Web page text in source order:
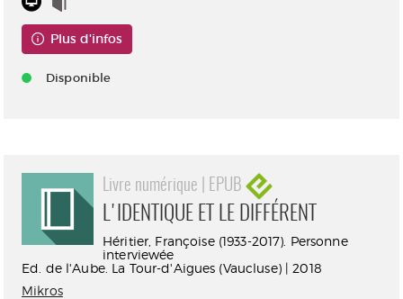
Plus d'infos
Disponible
Livre numérique | EPUB
L'IDENTIQUE ET LE DIFFÉRENT
Héritier, Françoise (1933-2017). Personne
interviewée
Ed. de l'Aube. La Tour-d'Aigues (Vaucluse) | 2018
Mikros